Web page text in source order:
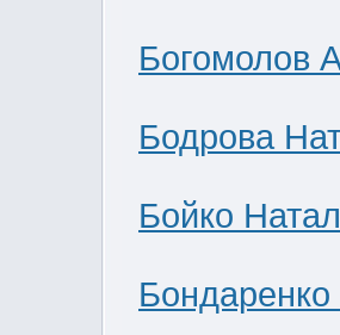
Богомолов
Бодрова
Бойко